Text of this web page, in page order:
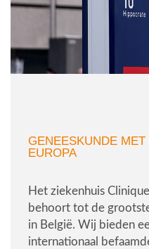
GENEESKUNDE
EUROPA
Het ziekenhuis
behoort tot de
in België. Wij bieden
internationaal